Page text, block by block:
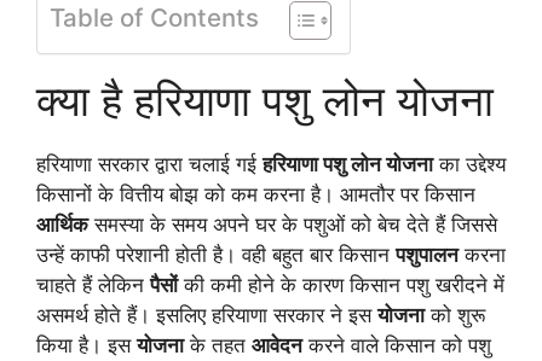
Table of Contents
क्या है हरियाणा पशु लोन योजना
हरियाणा सरकार द्वारा चलाई गईहरियाणा पशु लोन योजनाका उद्देश्य
किसानों के वित्तीय बोझ को कम करना है। आमतौर पर किसान
आर्थिकसमस्या के समय अपने घर के पशुओं को बेच देते हैं जिससे
उन्हें काफी परेशानी होती है। वही बहुत बार किसानपशुपालनकरना
चाहते हैं लेकिनपैसोंकी कमी होने के कारण किसान पशु खरीदने में
असमर्थ होते हैं। इसलिए हरियाणा सरकार ने इसयोजनाको शुरू
किया है। इसयोजनाके तहत आवेदनकरने वाले किसान को पशु